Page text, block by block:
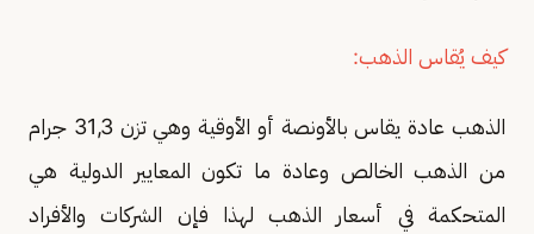
كيف يُقاس الذهب:
الذهب عادة يقاس بالأونصة أو الأوقية وهي تزن 31,3 جرام
من الذهب الخالص وعادة ما تكون المعايير الدولية هي
المتحكمة في أسعار الذهب لهذا فإن الشركات والأفراد